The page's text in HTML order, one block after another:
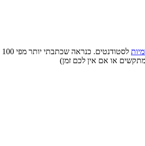
או אם אין לכם זמן)